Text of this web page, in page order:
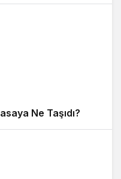
Ne Taşıdı?